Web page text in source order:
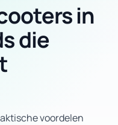
in
die
voordelen